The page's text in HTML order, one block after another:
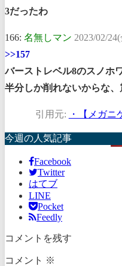
3だったわ
166: 名無しマン 2023/02/
>>157
バーストレベル8のスノホ
半分しか削れないからな
引用元: ・【メガ
今週の人気記事
Facebook
Twitter
はてブ
LINE
Pocket
Feedly
コメントを残す
コメント ※